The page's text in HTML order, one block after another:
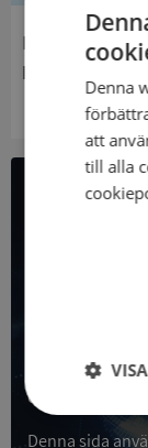
Innehavare
All
Få all
Syna API är ett
registrerade
skatteuppgifter
och personer.
Denna sida
Denna
att
till alla